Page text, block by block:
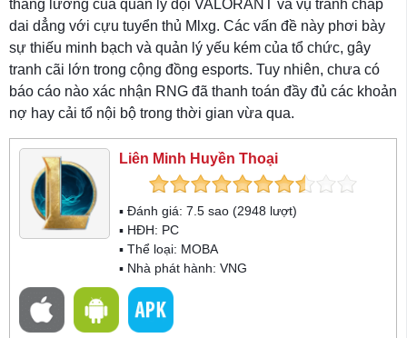
tháng lương của quản lý đội VALORANT và vụ tranh chấp
dai dẳng với cựu tuyển thủ Mlxg. Các vấn đề này phơi bày
sự thiếu minh bạch và quản lý yếu kém của tổ chức, gây
tranh cãi lớn trong cộng đồng esports. Tuy nhiên, chưa có
báo cáo nào xác nhận RNG đã thanh toán đầy đủ các khoản
nợ hay cải tổ nội bộ trong thời gian vừa qua.
Liên Minh Huyền Thoại
▪ Đánh giá: 7.5 sao (2948 lượt)
▪ HĐH: PC
▪ Thể loại: MOBA
▪ Nhà phát hành: VNG